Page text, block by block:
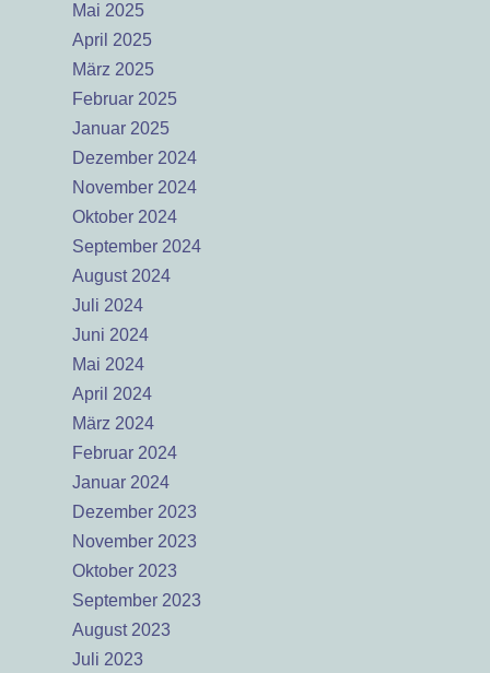
Mai 2025
April 2025
März 2025
Februar 2025
Januar 2025
Dezember 2024
November 2024
Oktober 2024
September 2024
August 2024
Juli 2024
Juni 2024
Mai 2024
April 2024
März 2024
Februar 2024
Januar 2024
Dezember 2023
November 2023
Oktober 2023
September 2023
August 2023
Juli 2023